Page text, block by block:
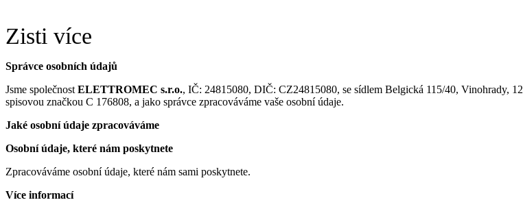
Zisti více
Správce osobních údajů
Jsme společnost ELETTROMEC s.r.o., IČ: 24815080, DIČ: CZ24815080, se sídlem Belgická 115/40, Vinohrady,
spisovou značkou C 176808, a jako správce zpracováváme vaše osobní údaje.
Jaké osobní údaje zpracováváme
Osobní údaje, které nám poskytnete
Zpracováváme osobní údaje, které nám sami poskytnete.
Více informací